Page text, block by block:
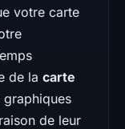
votre carte
de la carte
de leur